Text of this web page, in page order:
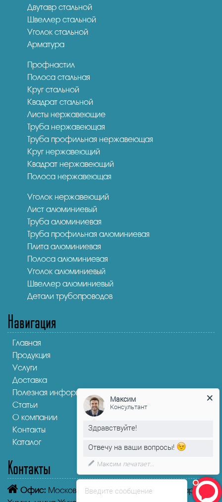
Двутавр стальной
Швеллер стальной
Уголок стальной
Арматура
Профнастил
Полоса стальная
Круг стальной
Квадрат стальной
Листы нержавеющие
Труба нержавеющая
Труба профильная нержавеющая
Круг нержавеющий
Квадрат нержавеющий
Полоса нержавеющая
Уголок нержавеющий
Лист алюминиевый
Труба алюминиевая
Труба профильная алюминиевая
Плита алюминиевая
Полоса алюминиевая
Уголок алюминиевый
Швеллер алюминиевый
Детали трубопроводов
Навигация
Главная
Продукция
Услуги
Доставка
Полезная информация
Статьи
О компании
Контакты
Каталог
Контакты
Офис: Московская область, Химки, мкр. Старые
Введите сообщение
Максим
Консультант
Здравствуйте!
Отвечу на ваши вопросы!
Максим печатает...